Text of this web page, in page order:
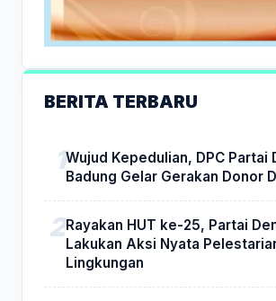
BERITA TERBARU
Wujud Kepedulian, DPC Partai
Badung Gelar Gerakan Donor
Rayakan HUT ke-25, Partai
Lakukan Aksi Nyata
Lingkungan